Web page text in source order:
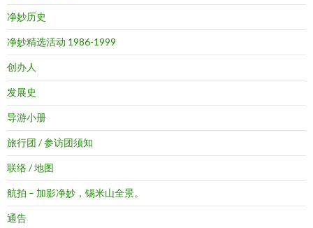
净妙历史
净妙精选活动 1986-1999
创办人
发展史
导游小册
旅行团 / 参访团须知
联络 / 地图
航拍 – 加影净妙，锡米山全景。
通告